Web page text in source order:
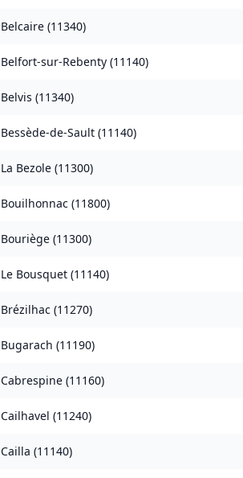
Belcaire (11340)
Belfort-sur-Rebenty (11140)
Belvis (11340)
Bessède-de-Sault (11140)
La Bezole (11300)
Bouilhonnac (11800)
Bouriège (11300)
Le Bousquet (11140)
Brézilhac (11270)
Bugarach (11190)
Cabrespine (11160)
Cailhavel (11240)
Cailla (11140)